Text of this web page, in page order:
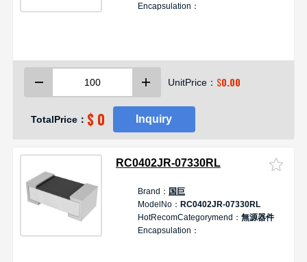
Encapsulation：
UnitPrice： $0.00
TotalPrice： $ 0 Inquiry
RC0402JR-07330RL
Brand： 国巨
ModelNo： RC0402JR-07330RL
HotRecomCategorymend： 無源器件
Encapsulation：